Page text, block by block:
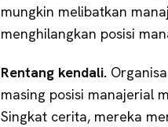
mungkin melibatkan
menghilangkan posisi
Rentang kendali.
masing posisi manajerial
Singkat cerita, mereka